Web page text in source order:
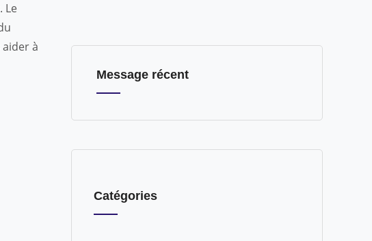
Le
à
Message récent
Catégories